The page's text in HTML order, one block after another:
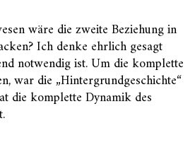
wäre die zweite Beziehung in
Ich denke ehrlich gesagt
notwendig ist. Um die komplette
war die „Hintergrundgeschichte“
die komplette Dynamik des